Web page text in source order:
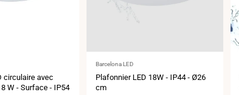
circulaire avec
W - Surface - IP54
Fournisseur
:
Barcelona LED
Plafonnier LED 18W - IP44 - Ø26
cm